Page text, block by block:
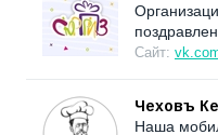
Сайт:
Чеховъ
Наша